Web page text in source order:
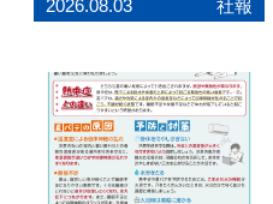
2026.08.03 社報